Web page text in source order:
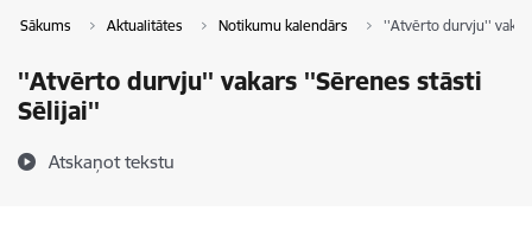
Sākums Aktualitātes Notikumu kalendārs ''Atvērto durvju''
''Atvērto durvju'' vakars ''Sērenes stāsti
Sēlijai''
Atskaņot tekstu